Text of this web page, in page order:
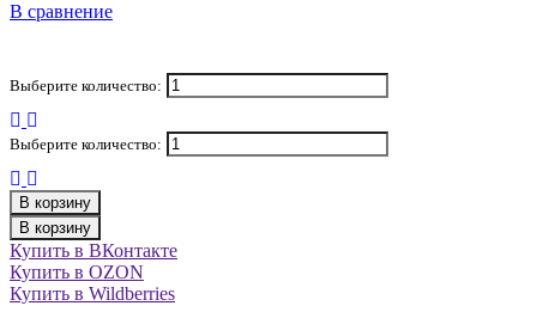
В сравнение
Выберите количество:
Выберите количество:
В корзину
В корзину
Купить в ВКонтакте
Купить в OZON
Купить в Wildberries